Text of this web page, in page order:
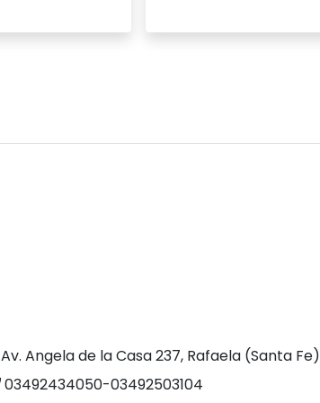
Av. Angela de la Casa 237, Rafaela (Santa Fe)
03492434050-03492503104